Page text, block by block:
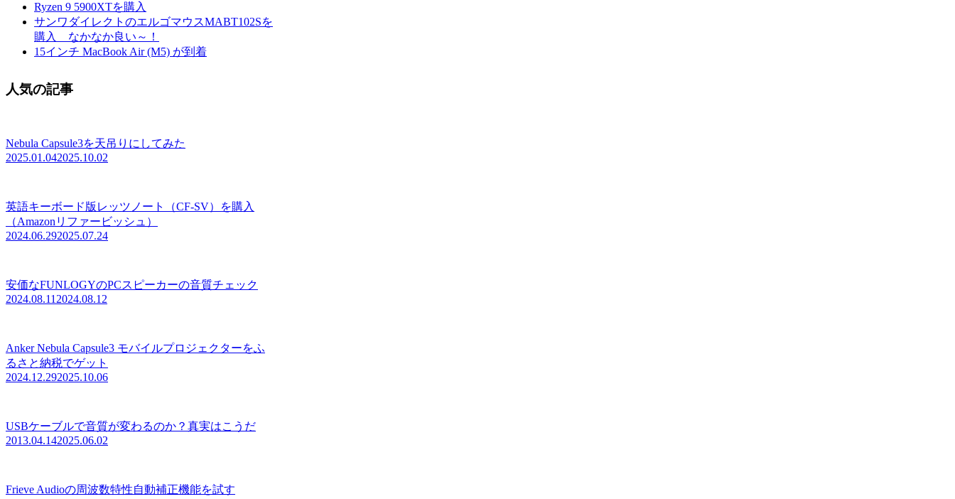
Ryzen 9 5900XTを購入
サンワダイレクトのエルゴマウスMABT102Sを
購入 なかなか良い～！
15インチ MacBook Air (M5) が到着
人気の記事
Nebula Capsule3を天吊りにしてみた
2025.01.042025.10.02
英語キーボード版レッツノート（CF-SV）を購入
（Amazonリファービッシュ）
2024.06.292025.07.24
安価なFUNLOGYのPCスピーカーの音質チェック
2024.08.11 2024.08.12
Anker Nebula Capsule3 モバイルプロジェクターをふ
るさと納税でゲット
2024.12.292025.10.06
USBケーブルで音質が変わるのか？真実はこうだ
2013.04.142025.06.02
Frieve Audioの周波数特性自動補正機能を試す